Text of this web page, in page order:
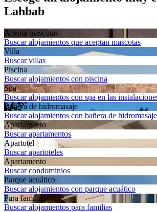
Lahbab
Acepta mascotas
Buscar alojamientos que aceptan mascotas
Villa
Buscar villas
Piscina
Buscar alojamientos con piscina
Spa
Buscar alojamientos con spa en las
Bañera de hidromasaje
Buscar alojamientos con bañera de hidromasaje
Apartamento
Buscar apartamentos
Apartotel
Buscar apartoteles
Apartamento
Buscar condominios
Parque acuático
Buscar alojamientos con parque acuático
Para familias
Buscar alojamientos para familias